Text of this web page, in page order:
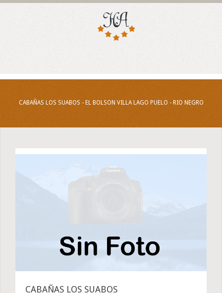
CABAÑAS LOS SUABOS - EL BOLSON VILLA LAGO PUELO - RIO NEGRO
CABAÑAS LOS SUABOS